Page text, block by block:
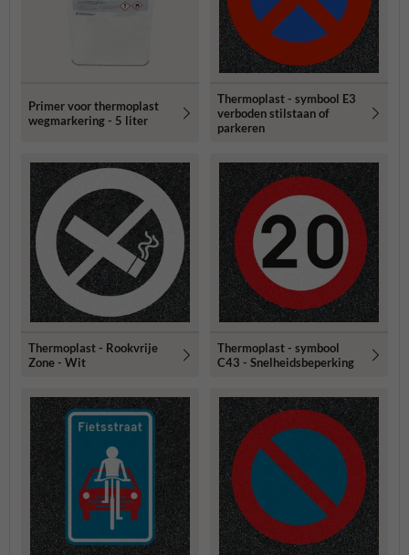
Primer voor thermoplast
wegmarkering - 5 liter
Thermoplast - symbool E3
verboden stilstaan of
parkeren
Thermoplast - Rookvrije
Zone - Wit
Thermoplast - symbool
C43 - Snelheidsbeperking